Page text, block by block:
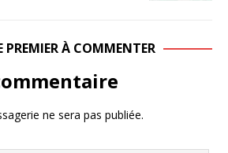
PREMIER À COMMENTER
ne sera pas publiée.